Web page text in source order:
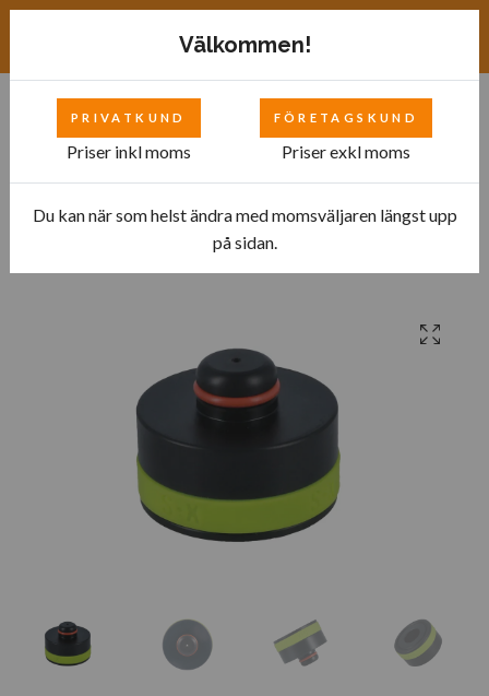
Massiva Svarta
Lyftkloss för Tesla Model S & X
Välkommen!
PRIVATKUND
Priser inkl moms
FÖRETAGSKUND
Priser exkl moms
Du kan när som helst ändra med momsväljaren längst upp
på sidan.